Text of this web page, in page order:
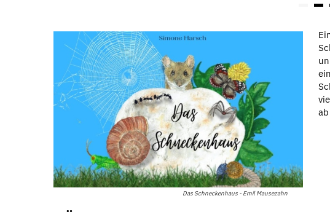
Das Schneckenhaus - Emil Mausezahn